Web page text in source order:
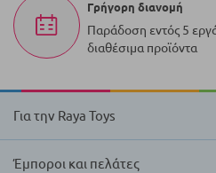
Γρήγορη διανομή
Παράδοση εντός 5
διαθέσιμα προϊόντα
Για την Raya Toys
Έμποροι και πελάτες